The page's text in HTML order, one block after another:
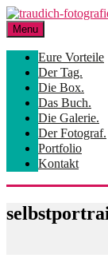
Skip
to
content
Menu
Eure Vorteile
Der Tag.
Die Box.
Das Buch.
Die Galerie.
Der Fotograf.
Portfolio
Kontakt